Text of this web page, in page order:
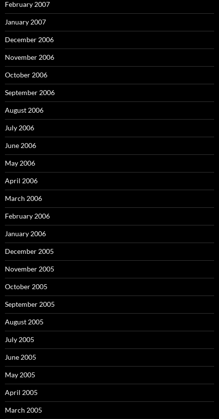
February 2007
January 2007
December 2006
November 2006
October 2006
September 2006
August 2006
July 2006
June 2006
May 2006
April 2006
March 2006
February 2006
January 2006
December 2005
November 2005
October 2005
September 2005
August 2005
July 2005
June 2005
May 2005
April 2005
March 2005